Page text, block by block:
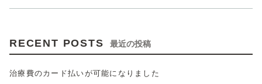
RECENT POSTS 最近の投稿
治療費のカード払いが可能になりました